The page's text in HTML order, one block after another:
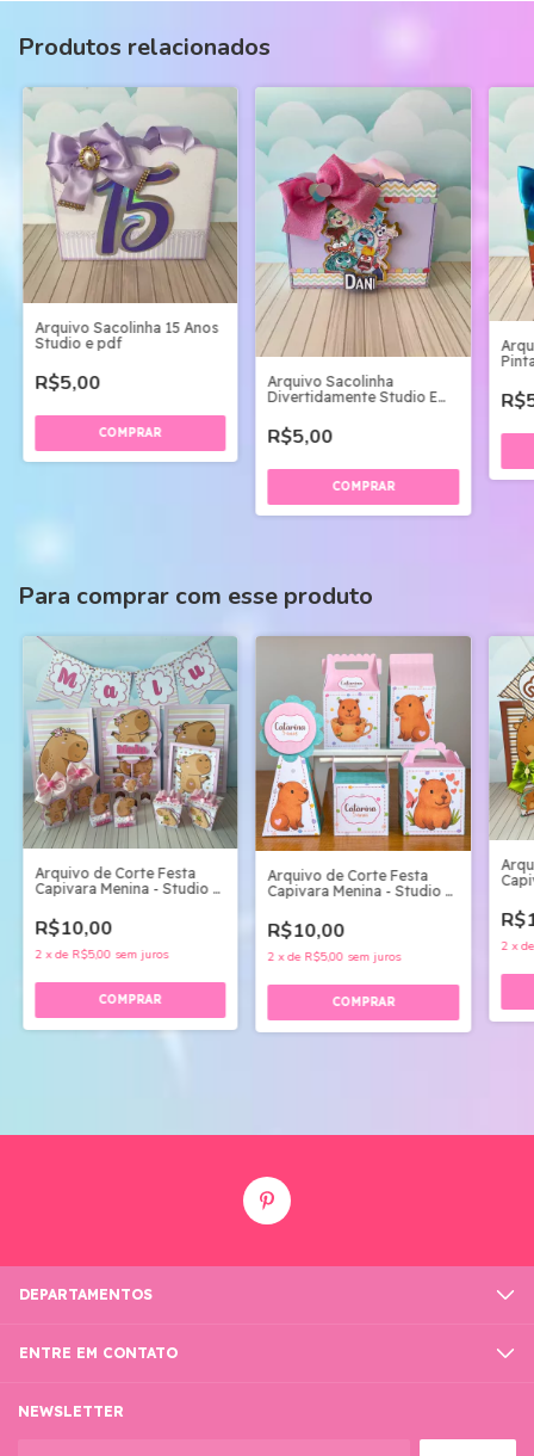
Produtos relacionados
Arquivo Sacolinha 15 Anos
Studio e pdf
R$5,00
Arquivo Sacolinha
Divertidamente Studio E
R$5,00
Para comprar com esse produto
Arquivo de Corte Festa
Capivara Menina - Studio e
R$10,00
2 xde R$5,00 sem juros
Arquivo de Corte Festa
Capivara Menina - Studio e
R$10,00
2 xde R$5,00 sem juros
2 x
DEPARTAMENTOS
ENTRE EM CONTATO
NEWSLETTER